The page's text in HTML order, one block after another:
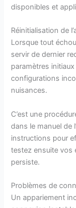
disponibles et
Réinitialisation de
Lorsque tout
servir de dernier
paramètres
configurations
nuisances.
C’est une
dans le manuel de
instructions pour
testez ensuite vos
persiste.
Problèmes de
Un appariement